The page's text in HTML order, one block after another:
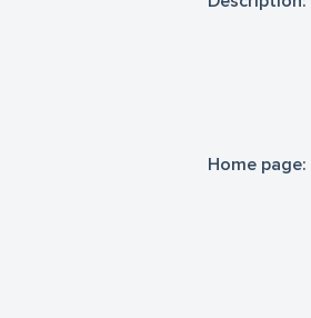
Home page: